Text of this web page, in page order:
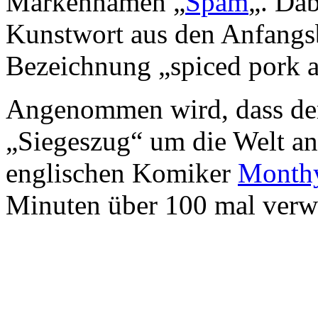
Kunstwort aus den
Bezeichnung „spiced pork
Angenommen wird, dass
„Siegeszug“ um die Welt
englischen Komiker
Minuten über 100 mal